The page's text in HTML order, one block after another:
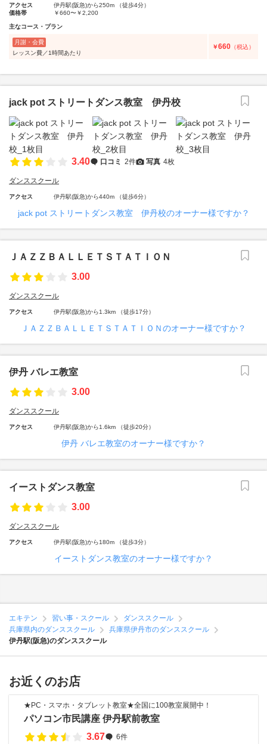
アクセス
伊丹駅(阪急)から250m （徒歩4分）
価格帯
￥660〜￥2,200
主なコース・プラン
月謝・会費
レッスン費／1時間あたり
￥660 （税込）
jack pot ストリートダンス教室 伊丹校
3.40 口コミ 2件 写真 4枚
ダンススクール
アクセス 伊丹駅(阪急)から440m （徒歩6分）
jack pot ストリートダンス教室 伊丹校のオーナー様ですか？
ＪＡＺＺＢＡＬＬＥＴＳＴＡＴＩＯＮ
3.00
ダンススクール
アクセス 伊丹駅(阪急)から1.3km （徒歩17分）
ＪＡＺＺＢＡＬＬＥＴＳＴＡＴＩＯＮのオーナー様ですか？
伊丹 バレエ教室
3.00
ダンススクール
アクセス 伊丹駅(阪急)から1.6km （徒歩20分）
伊丹 バレエ教室のオーナー様ですか？
イーストダンス教室
3.00
ダンススクール
アクセス 伊丹駅(阪急)から180m （徒歩3分）
イーストダンス教室のオーナー様ですか？
エキテン 習い事・スクール
ダンススクール
兵庫県内のダンススクール
兵庫県伊丹市のダンススクール
伊丹駅(阪急)のダンススクール
お近くのお店
★PC・スマホ・タブレット教室★全国に100教室展開中！
パソコン市民講座 伊丹駅前教室
3.67
6件